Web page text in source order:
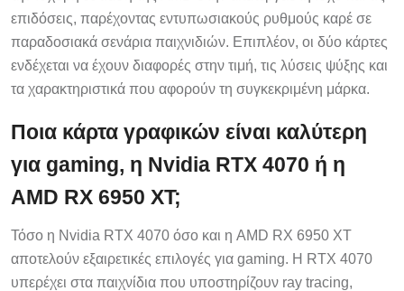
επιδόσεις, παρέχοντας εντυπωσιακούς ρυθμούς καρέ σε
παραδοσιακά σενάρια παιχνιδιών. Επιπλέον, οι δύο κάρτες
ενδέχεται να έχουν διαφορές στην τιμή, τις λύσεις ψύξης και
τα χαρακτηριστικά που αφορούν τη συγκεκριμένη μάρκα.
Ποια κάρτα γραφικών είναι καλύτερη
για gaming, η Nvidia RTX 4070 ή η
AMD RX 6950 XT;
Τόσο η Nvidia RTX 4070 όσο και η AMD RX 6950 XT
αποτελούν εξαιρετικές επιλογές για gaming. Η RTX 4070
υπερέχει στα παιχνίδια που υποστηρίζουν ray tracing,